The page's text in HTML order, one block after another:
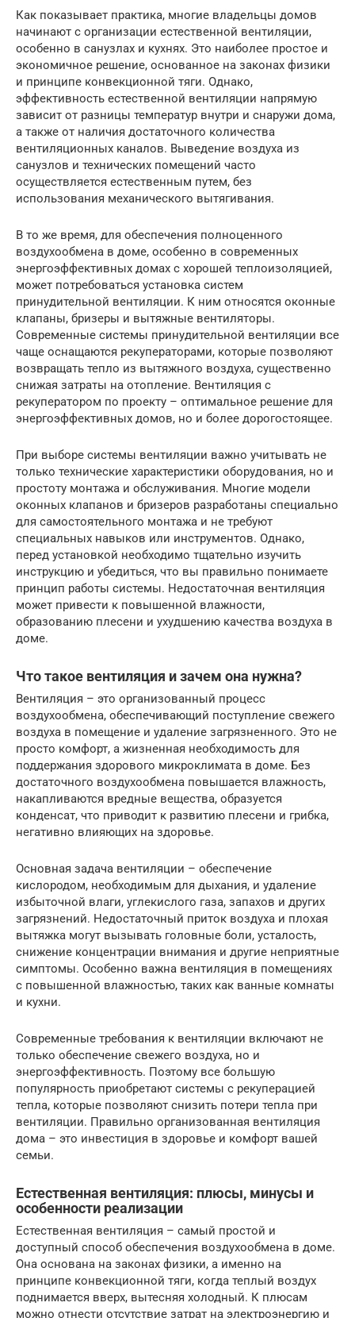
Как показывает практика, многие владельцы домов
начинают с организации естественной вентиляции,
особенно в санузлах и кухнях. Это наиболее простое и
экономичное решение, основанное на законах физики
и принципе конвекционной тяги. Однако,
эффективность естественной вентиляции напрямую
зависит от разницы температур внутри и снаружи дома,
а также от наличия достаточного количества
вентиляционных каналов. Выведение воздуха из
санузлов и технических помещений часто
осуществляется естественным путем, без
использования механического вытягивания.
В то же время, для обеспечения полноценного
воздухообмена в доме, особенно в современных
энергоэффективных домах с хорошей теплоизоляцией,
может потребоваться установка систем
принудительной вентиляции. К ним относятся оконные
клапаны, бризеры и вытяжные вентиляторы.
Современные системы принудительной вентиляции все
чаще оснащаются рекуператорами, которые позволяют
возвращать тепло из вытяжного воздуха, существенно
снижая затраты на отопление. Вентиляция с
рекуператором по проекту – оптимальное решение для
энергоэффективных домов, но и более дорогостоящее.
При выборе системы вентиляции важно учитывать не
только технические характеристики оборудования, но и
простоту монтажа и обслуживания. Многие модели
оконных клапанов и бризеров разработаны специально
для самостоятельного монтажа и не требуют
специальных навыков или инструментов. Однако,
перед установкой необходимо тщательно изучить
инструкцию и убедиться, что вы правильно понимаете
принцип работы системы. Недостаточная вентиляция
может привести к повышенной влажности,
образованию плесени и ухудшению качества воздуха в
доме.
Что такое вентиляция и зачем она нужна?
Вентиляция – это организованный процесс
воздухообмена, обеспечивающий поступление свежего
воздуха в помещение и удаление загрязненного. Это не
просто комфорт, а жизненная необходимость для
поддержания здорового микроклимата в доме. Без
достаточного воздухообмена повышается влажность,
накапливаются вредные вещества, образуется
конденсат, что приводит к развитию плесени и грибка,
негативно влияющих на здоровье.
Основная задача вентиляции – обеспечение
кислородом, необходимым для дыхания, и удаление
избыточной влаги, углекислого газа, запахов и других
загрязнений. Недостаточный приток воздуха и плохая
вытяжка могут вызывать головные боли, усталость,
снижение концентрации внимания и другие неприятные
симптомы. Особенно важна вентиляция в помещениях
с повышенной влажностью, таких как ванные комнаты
и кухни.
Современные требования к вентиляции включают не
только обеспечение свежего воздуха, но и
энергоэффективность. Поэтому все большую
популярность приобретают системы с рекуперацией
тепла, которые позволяют снизить потери тепла при
вентиляции. Правильно организованная вентиляция
дома – это инвестиция в здоровье и комфорт вашей
семьи.
Естественная вентиляция: плюсы, минусы и
особенности реализации
Естественная вентиляция – самый простой и
доступный способ обеспечения воздухообмена в доме.
Она основана на законах физики, а именно на
принципе конвекционной тяги, когда теплый воздух
поднимается вверх, вытесняя холодный. К плюсам
можно отнести отсутствие затрат на электроэнергию и